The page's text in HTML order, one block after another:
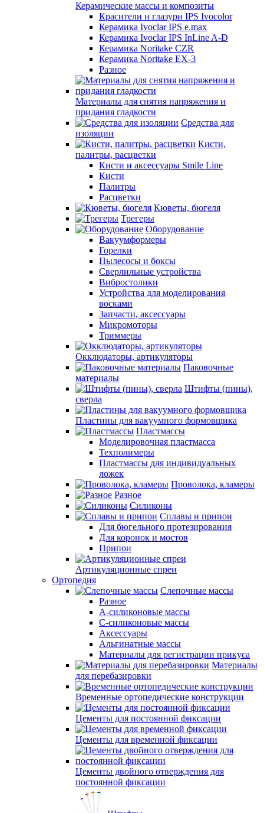
Керамические массы и композиты
Красители и глазури IPS Ivocolor
Керамика Ivoclar IPS e.max
Керамика Ivoclar IPS InLine A-D
Керамика Noritake CZR
Керамика Noritake EX-3
Разное
Материалы для снятия напряжения и
придания гладкости
Средства для
изоляции
Кисти,
палитры, расцветки
Кисти и аксессуары Smile Line
Кисти
Палитры
Расцветки
Кюветы, бюгеля
Трегеры
Оборудование
Вакуумформеры
Горелки
Пылесосы и боксы
Сверлильные устройства
Вибростолики
Устройства для моделирования
восками
Запчасти, аксессуары
Микромоторы
Триммеры
Окклюдаторы, артикуляторы
Паковочные
материалы
Штифты (пины),
сверла
Пластины для вакуумного формовщика
Пластмассы
Моделировочная пластмасса
Техполимеры
Пластмассы для индивидуальных
ложек
Проволока, кламеры
Разное
Силиконы
Сплавы и припои
Для бюгельного протезирования
Для коронок и мостов
Припои
Артикуляционные спреи
Ортопедия
Слепочные массы
Разное
А-силиконовые массы
С-силиконовые массы
Аксессуары
Альгинатные массы
Материалы для регистрации прикуса
Материалы
для перебазировки
Временные ортопедические конструкции
Цементы для постоянной фиксации
Цементы для временной фиксации
Цементы двойного отверждения для
постоянной фиксации